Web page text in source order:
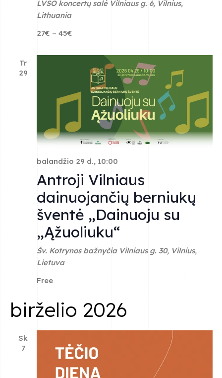
LVSO koncertų salė Vilniaus g. 6, Vilnius,
Lithuania
27€ – 45€
Tr
29
balandžio 29 d., 10:00
Antroji Vilniaus
dainuojančių berniukų
šventė „Dainuoju su
„Ąžuoliuku“
Šv. Kotrynos bažnyčia Vilniaus g. 30, Vilnius,
Lietuva
Free
birželio 2026
Sk
7